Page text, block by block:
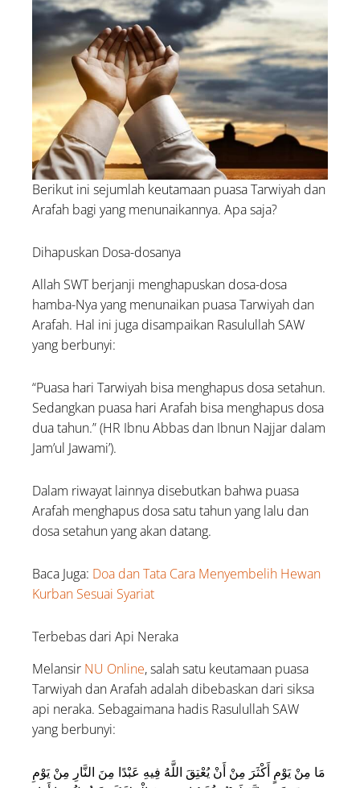
Berikut ini sejumlah keutamaan puasa Tarwiyah dan
Arafah bagi yang menunaikannya. Apa saja?
Dihapuskan Dosa-dosanya
Allah SWT berjanji menghapuskan dosa-dosa
hamba-Nya yang menunaikan puasa Tarwiyah dan
Arafah. Hal ini juga disampaikan Rasulullah SAW
yang berbunyi:
“Puasa hari Tarwiyah bisa menghapus dosa setahun.
Sedangkan puasa hari Arafah bisa menghapus dosa
dua tahun.” (HR Ibnu Abbas dan Ibnun Najjar dalam
Jam’ul Jawami’).
Dalam riwayat lainnya disebutkan bahwa puasa
Arafah menghapus dosa satu tahun yang lalu dan
dosa setahun yang akan datang.
Baca Juga: Doa dan Tata Cara Menyembelih Hewan
Kurban Sesuai Syariat
Terbebas dari Api Neraka
Melansir NU Online, salah satu keutamaan puasa
Tarwiyah dan Arafah adalah dibebaskan dari siksa
api neraka. Sebagaimana hadis Rasulullah SAW
yang berbunyi:
مَا مِنْ يَوْمٍ أَكْثَرَ مِنْ أَنْ يُعْتِقَ اللَّهُ فِيهِ عَبْدًا مِنَ النَّارِ مِنْ يَوْمِ